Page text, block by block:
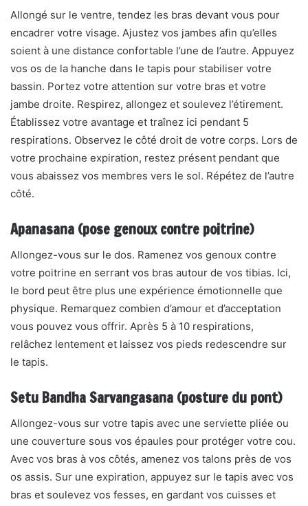
Allongé sur le ventre, tendez les bras devant vous pour
encadrer votre visage. Ajustez vos jambes afin qu’elles
soient à une distance confortable l’une de l’autre. Appuyez
vos os de la hanche dans le tapis pour stabiliser votre
bassin. Portez votre attention sur votre bras et votre
jambe droite. Respirez, allongez et soulevez l’étirement.
Établissez votre avantage et traînez ici pendant 5
respirations. Observez le côté droit de votre corps. Lors de
votre prochaine expiration, restez présent pendant que
vous abaissez vos membres vers le sol. Répétez de l’autre
côté.
Apanasana (pose genoux contre poitrine)
Allongez-vous sur le dos. Ramenez vos genoux contre
votre poitrine en serrant vos bras autour de vos tibias. Ici,
le bord peut être plus une expérience émotionnelle que
physique. Remarquez combien d’amour et d’acceptation
vous pouvez vous offrir. Après 5 à 10 respirations,
relâchez lentement et laissez vos pieds redescendre sur
le tapis.
Setu Bandha Sarvangasana (posture du pont)
Allongez-vous sur votre tapis avec une serviette pliée ou
une couverture sous vos épaules pour protéger votre cou.
Avec vos bras à vos côtés, amenez vos talons près de vos
os assis. Sur une expiration, appuyez sur le tapis avec vos
bras et soulevez vos fesses, en gardant vos cuisses et